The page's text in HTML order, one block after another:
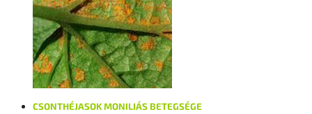
CSONTHÉJASOK MONILIÁS BETEGSÉGE